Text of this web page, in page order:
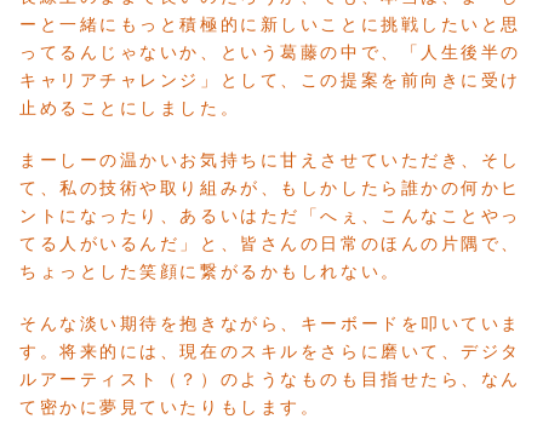
ーと一緒にもっと積極的に新しいことに挑戦したいと思
ってるんじゃないか、という葛藤の中で、「人生後半の
キャリアチャレンジ」として、この提案を前向きに受け
止めることにしました。
まーしーの温かいお気持ちに甘えさせていただき、そし
て、私の技術や取り組みが、もしかしたら誰かの何かヒ
ントになったり、あるいはただ「へぇ、こんなことやっ
てる人がいるんだ」と、皆さんの日常のほんの片隅で、
ちょっとした笑顔に繋がるかもしれない。
そんな淡い期待を抱きながら、キーボードを叩いていま
す。将来的には、現在のスキルをさらに磨いて、デジタ
ルアーティスト（？）のようなものも目指せたら、なん
て密かに夢見ていたりもします。